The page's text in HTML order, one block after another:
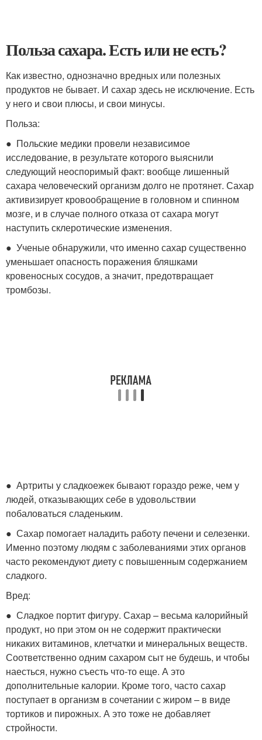
Польза сахара. Есть или не есть?
Как известно, однозначно вредных или полезных
продуктов не бывает. И сахар здесь не исключение. Есть
у него и свои плюсы, и свои минусы.
Польза:
● Польские медики провели независимое
исследование, в результате которого выяснили
следующий неоспоримый факт: вообще лишенный
сахара человеческий организм долго не протянет. Сахар
активизирует кровообращение в головном и спинном
мозге, и в случае полного отказа от сахара могут
наступить склеротические изменения.
● Ученые обнаружили, что именно сахар существенно
уменьшает опасность поражения бляшками
кровеносных сосудов, а значит, предотвращает
тромбозы.
● Артриты у сладкоежек бывают гораздо реже, чем у
людей, отказывающих себе в удовольствии
побаловаться сладеньким.
● Сахар помогает наладить работу печени и селезенки.
Именно поэтому людям с заболеваниями этих органов
часто рекомендуют диету с повышенным содержанием
сладкого.
Вред:
● Сладкое портит фигуру. Сахар – весьма калорийный
продукт, но при этом он не содержит практически
никаких витаминов, клетчатки и минеральных веществ.
Соответcтвенно одним сахаром сыт не будешь, и чтобы
наесться, нужно съесть что-то еще. А это
дополнительные калории. Кроме того, часто сахар
поступает в организм в сочетании с жиром – в виде
тортиков и пирожных. А это тоже не добавляет
стройности.